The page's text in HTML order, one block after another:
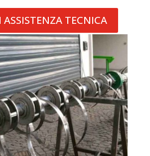
ASSISTENZA TECNICA